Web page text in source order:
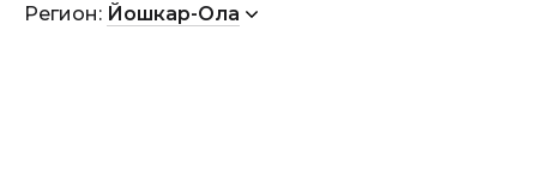
Регион: Йошкар-Ола